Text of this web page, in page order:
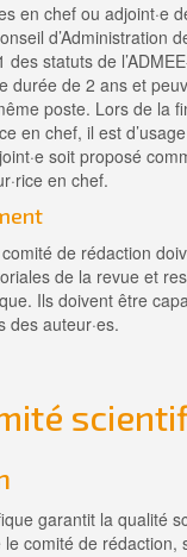
en chef ou adjoint·e
d’Administration
des statuts de
durée de 2 ans et
poste. Lors de la
en chef, il est
soit proposé
en chef.
de rédaction
de la revue et
Ils doivent être
des auteur·es.
garantit la qualité
comité de rédaction,